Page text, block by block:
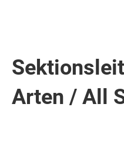
Arten / All